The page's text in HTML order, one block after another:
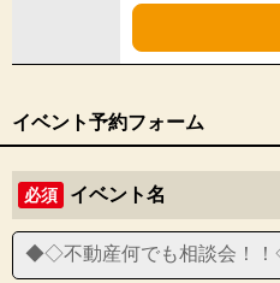
イベント予約フォーム
必須 イベント名